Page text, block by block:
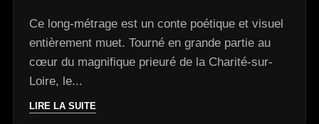
Ce long-métrage est un conte poétique et visuel
entièrement muet. Tourné en grande partie au
cœur du magnifique prieuré de la Charité-sur-
Loire, le...
LIRE LA SUITE